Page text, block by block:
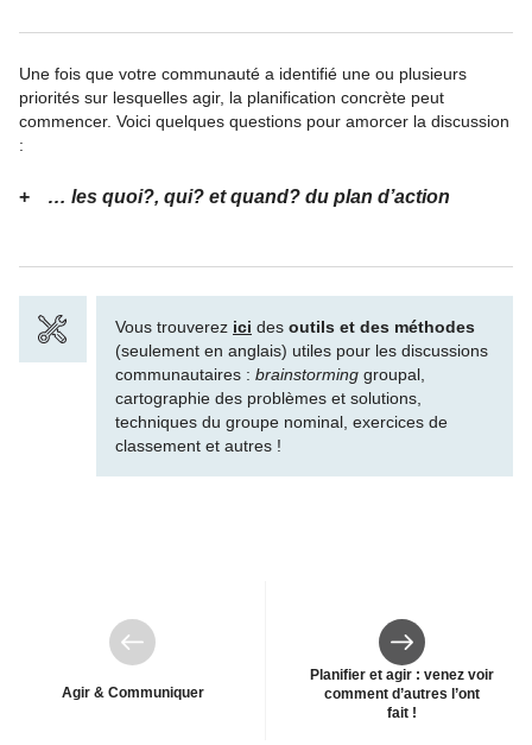
Une fois que votre communauté a identifié une ou plusieurs
priorités sur lesquelles agir, la planification concrète peut
commencer. Voici quelques questions pour amorcer la discussion
:
… les quoi?, qui? et quand? du plan d’action
Vous trouverez ici des outils et des méthodes
(seulement en anglais) utiles pour les discussions
communautaires : brainstorming groupal,
cartographie des problèmes et solutions,
techniques du groupe nominal, exercices de
classement et autres !
Précédent
Agir & Communiquer
Suivant
Planifier et agir : venez voir
comment d’autres l’ont
fait !